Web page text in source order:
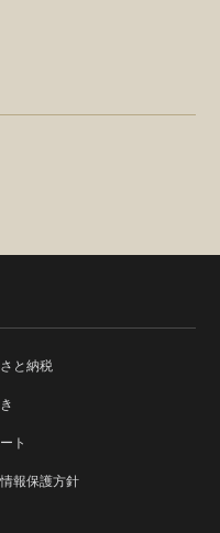
と納税
ト
報保護方針